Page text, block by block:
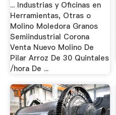
... Industrias y Oficinas en
Herramientas, Otras o
Molino Moledora Granos
Semiindustrial Corona
Venta Nuevo Molino De
Pilar Arroz De 30 Quintales
/hora De ...